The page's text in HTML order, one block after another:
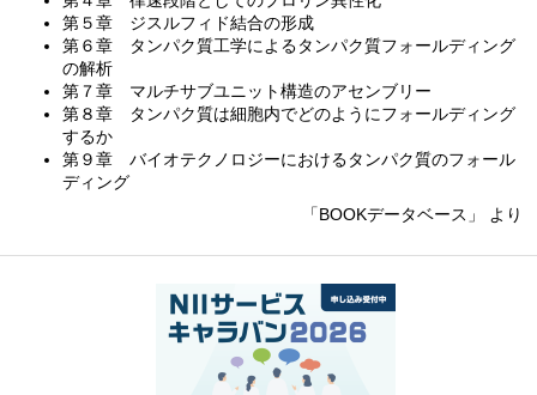
第５章 ジスルフィド結合の形成
第６章 タンパク質工学によるタンパク質フォールディング
の解析
第７章 マルチサブユニット構造のアセンブリー
第８章 タンパク質は細胞内でどのようにフォールディング
するか
第９章 バイオテクノロジーにおけるタンパク質のフォール
ディング
「BOOKデータベース」 より